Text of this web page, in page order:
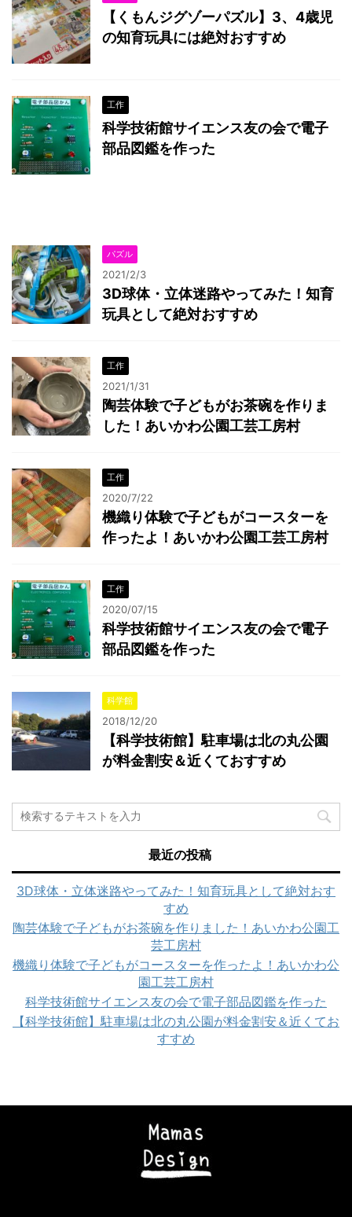
【くもんジグゾーパズル】3、4歳児
の知育玩具には絶対おすすめ
工作
科学技術館サイエンス友の会で電子
部品図鑑を作った
パズル
2021/2/3
3D球体・立体迷路やってみた！知育
玩具として絶対おすすめ
工作
2021/1/31
陶芸体験で子どもがお茶碗を作りま
した！あいかわ公園工芸工房村
工作
2020/7/22
機織り体験で子どもがコースターを
作ったよ！あいかわ公園工芸工房村
工作
2020/07/15
科学技術館サイエンス友の会で電子
部品図鑑を作った
科学館
2018/12/20
【科学技術館】駐車場は北の丸公園
が料金割安＆近くておすすめ
最近の投稿
3D球体・立体迷路やってみた！知育玩具として絶対おす
すめ
陶芸体験で子どもがお茶碗を作りました！あいかわ公園工
芸工房村
機織り体験で子どもがコースターを作ったよ！あいかわ公
園工芸工房村
科学技術館サイエンス友の会で電子部品図鑑を作った
【科学技術館】駐車場は北の丸公園が料金割安＆近くてお
すすめ